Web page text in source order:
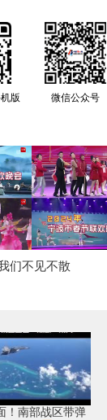
版 微信公众号
们不见不散
！南部战区带弹